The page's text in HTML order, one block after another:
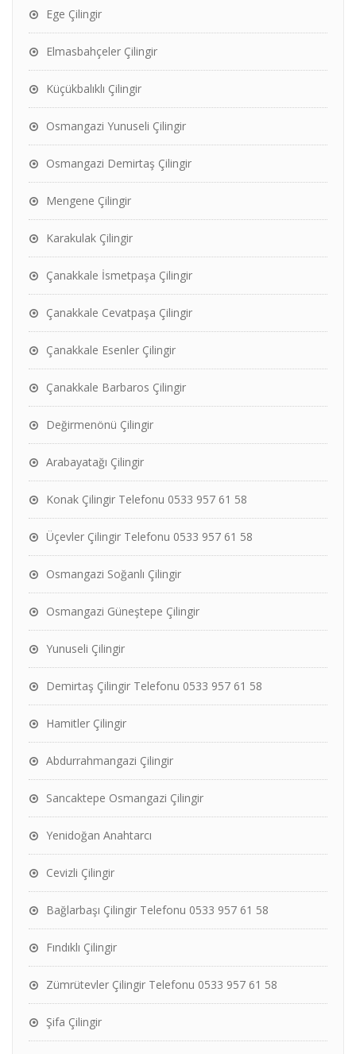
Ege Çilingir
Elmasbahçeler Çilingir
Küçükbalıklı Çilingir
Osmangazi Yunuseli Çilingir
Osmangazi Demirtaş Çilingir
Mengene Çilingir
Karakulak Çilingir
Çanakkale İsmetpaşa Çilingir
Çanakkale Cevatpaşa Çilingir
Çanakkale Esenler Çilingir
Çanakkale Barbaros Çilingir
Değirmenönü Çilingir
Arabayatağı Çilingir
Konak Çilingir Telefonu 0533 957 61 58
Üçevler Çilingir Telefonu 0533 957 61 58
Osmangazi Soğanlı Çilingir
Osmangazi Güneştepe Çilingir
Yunuseli Çilingir
Demirtaş Çilingir Telefonu 0533 957 61 58
Hamitler Çilingir
Abdurrahmangazi Çilingir
Sancaktepe Osmangazi Çilingir
Yenidoğan Anahtarcı
Cevizli Çilingir
Bağlarbaşı Çilingir Telefonu 0533 957 61 58
Fındıklı Çilingir
Zümrütevler Çilingir Telefonu 0533 957 61 58
Şifa Çilingir